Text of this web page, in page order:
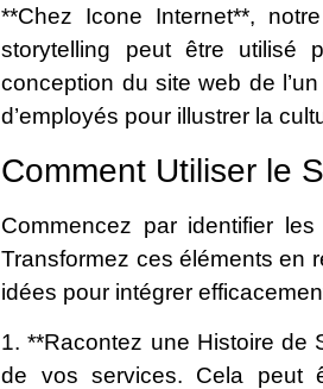
**Chez Icone Internet**,
storytelling peut être utilisé
conception du site web de
d’employés pour illustrer la
Comment Utiliser le
Commencez par identifier
Transformez ces éléments en
idées pour intégrer
1. **Racontez une Histoire de
de vos services. Cela peut